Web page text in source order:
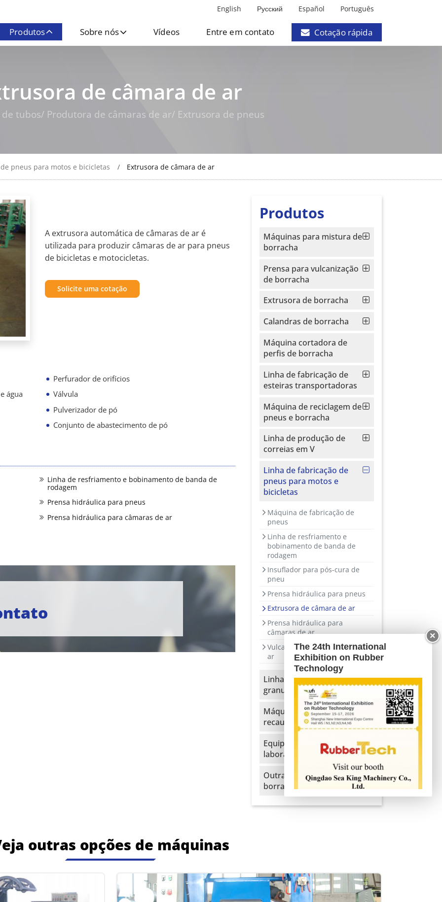
English Русский Español Português
Produtos Sobre nós Vídeos Entre em contato Cotação rápida
de câmara de ar
tubos/ Produtora de câmaras de ar/ Extrusora de pneus
pneus para motos e bicicletas Extrusora de câmara de ar
A extrusora automática de câmaras de ar é
utilizada para produzir câmaras de ar para pneus
de bicicletas e motocicletas.
Solicite uma cotação
água
Perfurador de orifícios
Válvula
Pulverizador de pó
Conjunto de abastecimento de pó
Linha de resfriamento e bobinamento de banda de
rodagem
Prensa hidráulica para pneus
Prensa hidráulica para câmaras de ar
Produtos
Máquinas para mistura de
borracha
Prensa para vulcanização
de borracha
Extrusora de borracha
Calandras de borracha
Máquina cortadora de
perfis de borracha
Linha de fabricação de
esteiras transportadoras
Máquina de reciclagem de
pneus e borracha
Linha de produção de
correias em V
Linha de fabricação de
pneus para motos e
bicicletas
Máquina de fabricação de
pneus
Linha de resfriamento e
bobinamento de banda de
rodagem
Insuflador para pós-cura de
pneu
Prensa hidráulica para pneus
Extrusora de câmara de ar
Prensa hidráulica para
câmaras de ar
Vulcanizador para câmara de
ar
Linha de extrusão e
granulação de EVA
Máquina para
recauchutagem de pneus
Equipamentos para
laboratório
Outras máquinas para
borracha
outras opções de máquinas
×
The 24th International
Exhibition on Rubber
Technology